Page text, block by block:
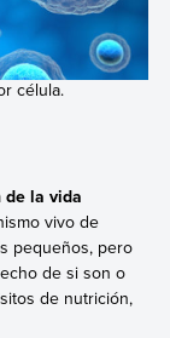
célula.
la vida
vivo de
pequeños, pero
de si son o
de nutrición,